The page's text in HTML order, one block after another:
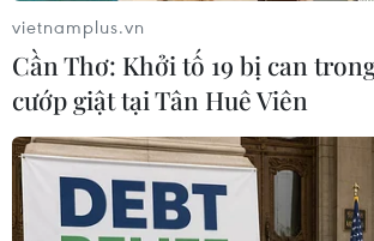
Chúa sơn lâm nanh . (Nguồn:
vietnamplus.vn
Cần Thơ: Khởi tố 19 bị can
cướp giật tại Tân Huê Viên